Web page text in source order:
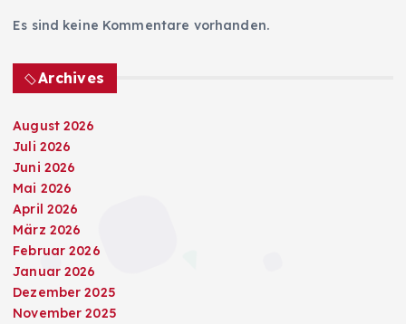
Es sind keine Kommentare vorhanden.
Archives
August 2026
Juli 2026
Juni 2026
Mai 2026
April 2026
März 2026
Februar 2026
Januar 2026
Dezember 2025
November 2025